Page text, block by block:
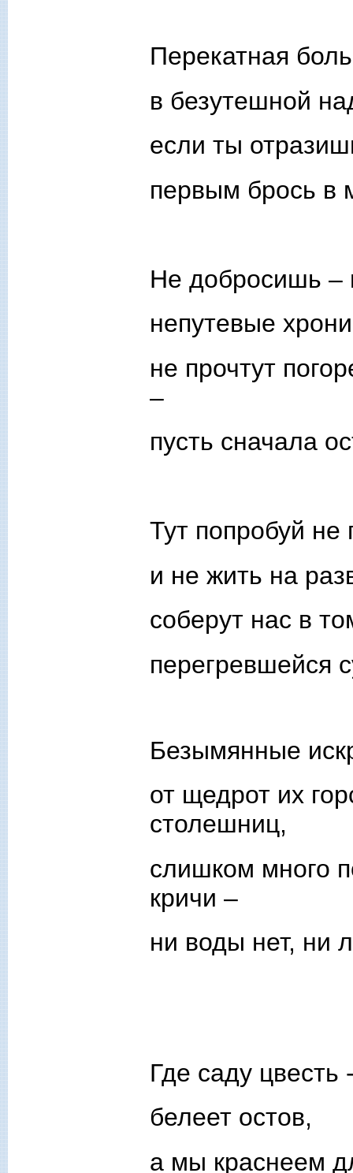
Перекатная
в безутешной
если ты
первым брось в
Не добросишь –
непутевые
не прочтут
–
пусть сначала
Тут попробуй не
и не жить на
соберут нас в
перегревшейся
Безымянные
от щедрот их
столешниц,
слишком много
кричи –
ни воды нет, ни
Где саду цвесть
белеет остов,
а мы краснеем